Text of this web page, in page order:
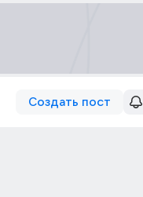
Создать пост